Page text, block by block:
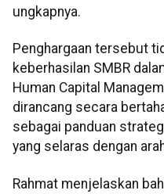
ungkapnya.
Penghargaan tersebut
keberhasilan SMBR
Human Capital
dirancang secara
sebagai panduan
yang selaras dengan
Rahmat menjelaskan